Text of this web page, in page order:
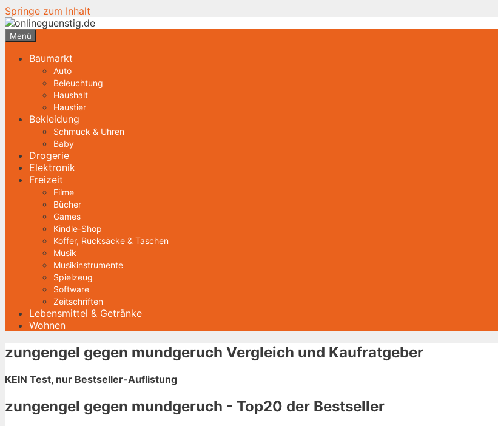
Springe zum Inhalt
Menü
Baumarkt
Auto
Beleuchtung
Haushalt
Haustier
Bekleidung
Schmuck & Uhren
Baby
Drogerie
Elektronik
Freizeit
Filme
Bücher
Games
Kindle-Shop
Koffer, Rucksäcke & Taschen
Musik
Musikinstrumente
Spielzeug
Software
Zeitschriften
Lebensmittel & Getränke
Wohnen
zungengel gegen mundgeruch Vergleich und Kaufratgeber
KEIN Test, nur Bestseller-Auflistung
zungengel gegen mundgeruch - Top20 der Bestseller